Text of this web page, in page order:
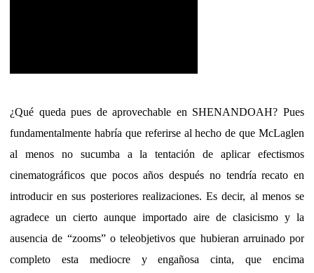
¿Qué queda pues de aprovechable en SHENANDOAH? Pues
fundamentalmente habría que referirse al hecho de que McLaglen
al menos no sucumba a la tentación de aplicar efectismos
cinematográficos que pocos años después no tendría recato en
introducir en sus posteriores realizaciones. Es decir, al menos se
agradece un cierto aunque importado aire de clasicismo y la
ausencia de “zooms” o teleobjetivos que hubieran arruinado por
completo esta mediocre y engañosa cinta, que encima